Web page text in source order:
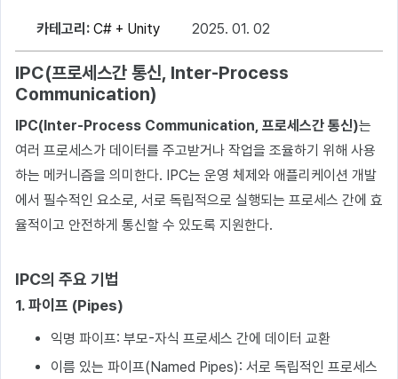
카테고리: C# + Unity 2025. 01. 02
IPC(프로세스간 통신, Inter-Process
Communication)
IPC(Inter-Process Communication, 프로세스간 통신)는
여러 프로세스가 데이터를 주고받거나 작업을 조율하기 위해 사용
하는 메커니즘을 의미한다. IPC는 운영 체제와 애플리케이션 개발
에서 필수적인 요소로, 서로 독립적으로 실행되는 프로세스 간에 효
율적이고 안전하게 통신할 수 있도록 지원한다.
IPC의 주요 기법
1. 파이프 (Pipes)
익명 파이프: 부모-자식 프로세스 간에 데이터 교환
이름 있는 파이프(Named Pipes): 서로 독립적인 프로세스